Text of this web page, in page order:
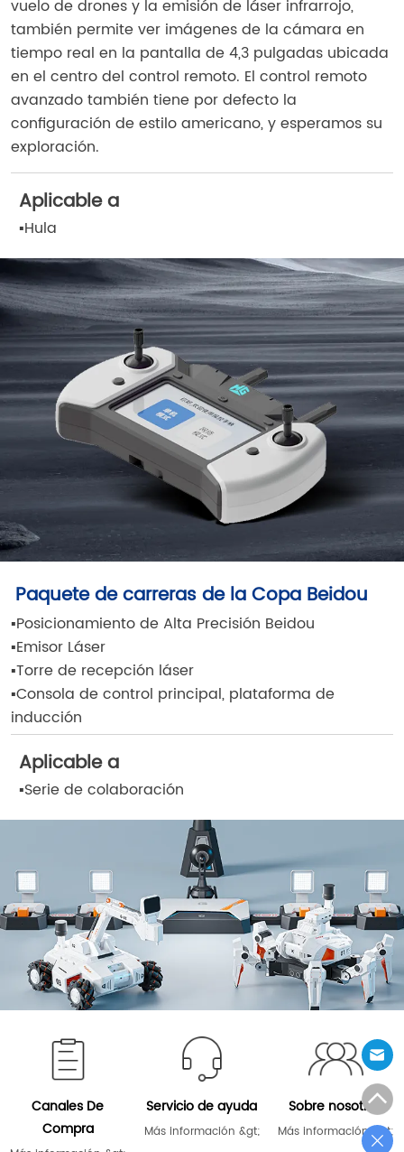
vuelo de drones y la emisión de láser infrarrojo,
también permite ver imágenes de la cámara en
tiempo real en la pantalla de 4,3 pulgadas ubicada
en el centro del control remoto. El control remoto
avanzado también tiene por defecto la
configuración de estilo americano, y esperamos su
exploración.
Aplicable a
▪Hula
Paquete de carreras de la Copa Beidou
▪Posicionamiento de Alta Precisión Beidou
▪Emisor Láser
▪Torre de recepción láser
▪Consola de control principal, plataforma de
inducción
Aplicable a
▪Serie de colaboración
Canales De
Compra
Servicio de ayuda
Más información &gt;
Sobre nosotros
Más información &gt;